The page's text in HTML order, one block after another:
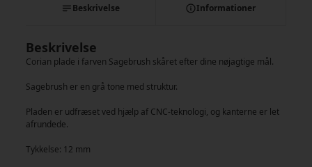
Beskrivelse Informationer
Beskrivelse
Corian plade i farven Sagebrush skåret efter dine nøjagtige mål.
Sagebrush er en grå tone med struktur.
Pladen er udfræset ved hjælp af CNC-teknologi, og kanterne er let
afrundede.
Tykkelse: 12 mm